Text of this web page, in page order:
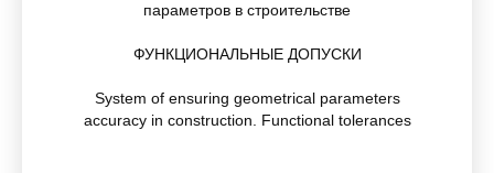
параметров в строительстве
ФУНКЦИОНАЛЬНЫЕ ДОПУСКИ
System of ensuring geometrical parameters
аccuracy in construction. Functional tolerances